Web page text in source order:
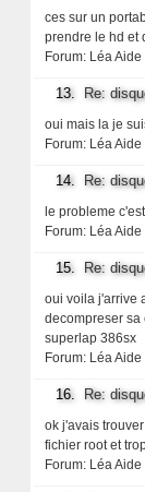
ces sur un
prendre le hd et
Forum: Léa Aide
13. Re:
oui mais la je
Forum: Léa Aide
14. Re:
le probleme
Forum: Léa Aide
15. Re:
oui voila j'arrive
decompreser sa
superlap 386sx
Forum: Léa Aide
16. Re:
ok j'avais
fichier root et
Forum: Léa Aide